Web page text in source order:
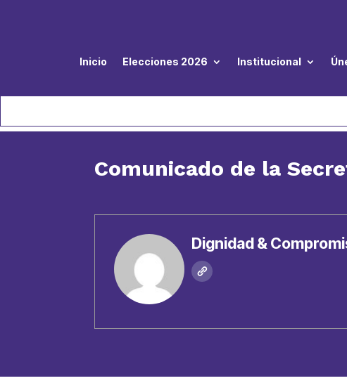
Inicio Elecciones 2026 Institucional
Comunicado de la
Dignidad &